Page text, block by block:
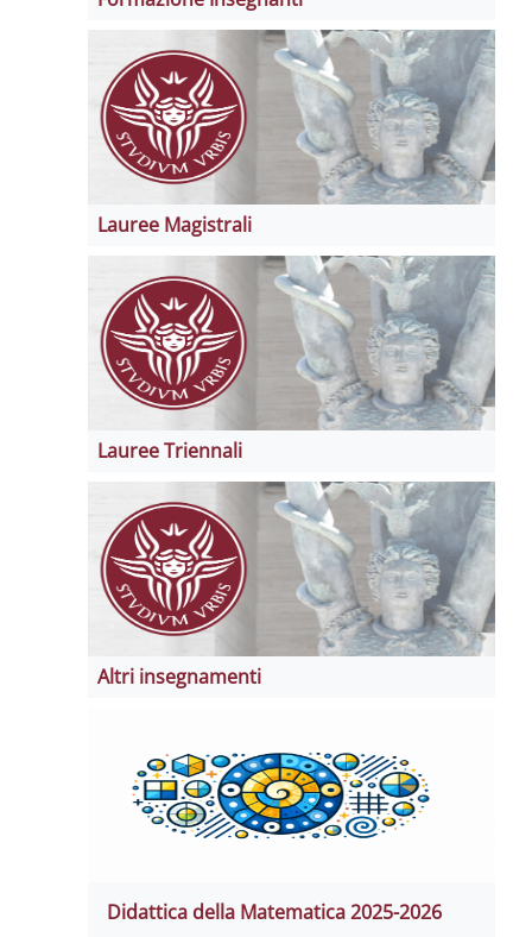
Lauree Magistrali
Lauree Triennali
Altri insegnamenti
Didattica della Matematica 2025-2026